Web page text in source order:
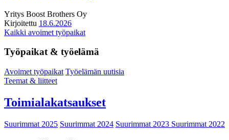
Yritys Boost Brothers Oy
Kirjoitettu 18.6.2026
Kaikki avoimet työpaikat
Työpaikat & työelämä
Avoimet työpaikat Työelämän uutisia
Teemat & liitteet
Toimialakatsaukset
Suurimmat 2025 Suurimmat 2024 Suurimmat 2023 Suurimmat 2022